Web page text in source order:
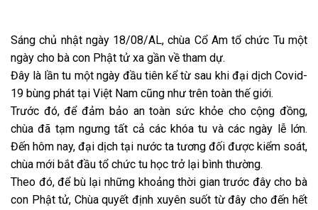
Sáng chủ nhật ngày 18/08/AL, chùa Cổ Am tổ chức Tu một
ngày cho bà con Phật tử xa gần về tham dự.
Đây là lần tu một ngày đầu tiên kể từ sau khi đại dịch Covid-
19 bùng phát tại Việt Nam cũng như trên toàn thế giới.
Trước đó, để đảm bảo an toàn sức khỏe cho cộng đồng,
chùa đã tạm ngưng tất cả các khóa tu và các ngày lễ lớn.
Đến hôm nay, đại dịch tại nước ta tương đối được kiểm soát,
chùa mới bắt đầu tổ chức tu học trở lại bình thường.
Theo đó, để bù lại những khoảng thời gian trước đây cho bà
con Phật tử, Chùa quyết định xuyên suốt từ đây cho đến hết